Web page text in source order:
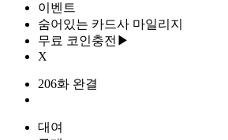
이벤트
숨어있는 카드사 마일리지
무료 코인충전▶
X
206화 완결
대여